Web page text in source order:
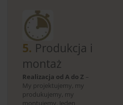
5. Produkcja i
montaż
Realizacja od A do Z –
My projektujemy, my
produkujemy, my
montujemy. Jeden